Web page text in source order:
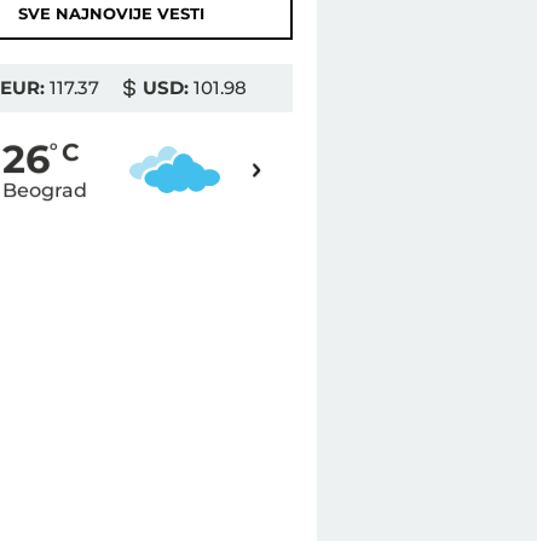
SVE NAJNOVIJE VESTI
EUR:117.37 USD: 101.98
26o C
Beograd